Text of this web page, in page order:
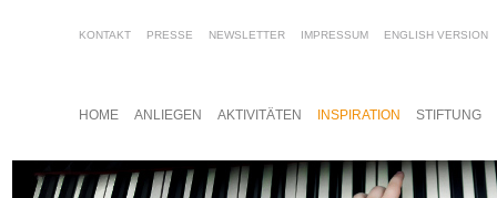
HOME ANLIEGEN AKTIVITÄTEN INSPIRATION STIFTUNG
KONTAKT PRESSE NEWSLETTER IMPRESSUM ENGLISH VERSION